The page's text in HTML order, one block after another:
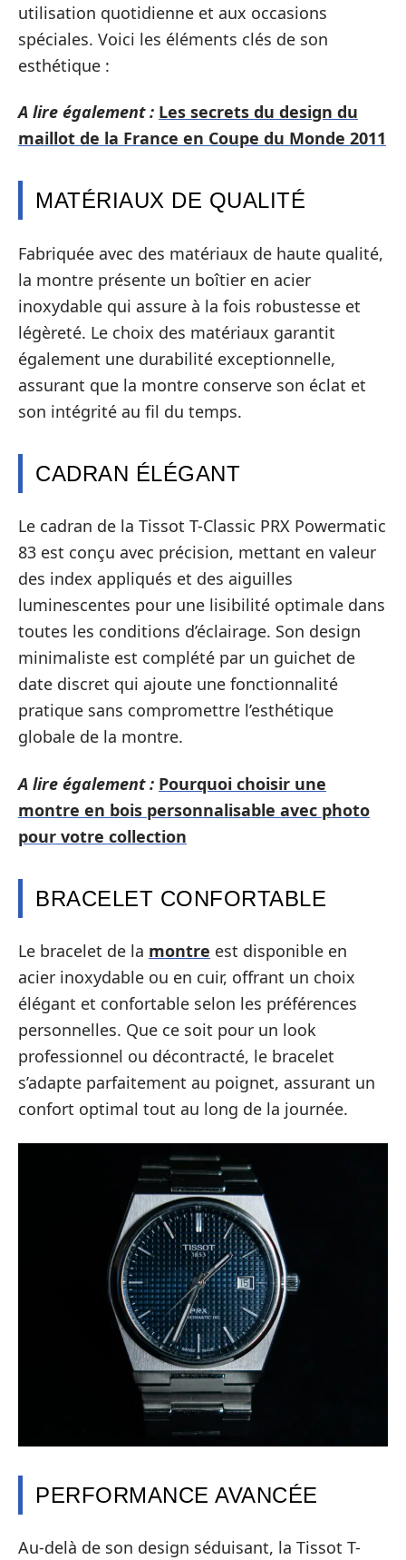
utilisation quotidienne et aux occasions
spéciales. Voici les éléments clés de son
esthétique :
A lire également : Les secrets du design du
maillot de la France en Coupe du Monde 2011
MATÉRIAUX DE QUALITÉ
Fabriquée avec des matériaux de haute qualité,
la montre présente un boîtier en acier
inoxydable qui assure à la fois robustesse et
légèreté. Le choix des matériaux garantit
également une durabilité exceptionnelle,
assurant que la montre conserve son éclat et
son intégrité au fil du temps.
CADRAN ÉLÉGANT
Le cadran de la Tissot T-Classic PRX Powermatic
83 est conçu avec précision, mettant en valeur
des index appliqués et des aiguilles
luminescentes pour une lisibilité optimale dans
toutes les conditions d’éclairage. Son design
minimaliste est complété par un guichet de
date discret qui ajoute une fonctionnalité
pratique sans compromettre l’esthétique
globale de la montre.
A lire également : Pourquoi choisir une
montre en bois personnalisable avec photo
pour votre collection
BRACELET CONFORTABLE
Le bracelet de la montre est disponible en
acier inoxydable ou en cuir, offrant un choix
élégant et confortable selon les préférences
personnelles. Que ce soit pour un look
professionnel ou décontracté, le bracelet
s’adapte parfaitement au poignet, assurant un
confort optimal tout au long de la journée.
PERFORMANCE AVANCÉE
Au-delà de son design séduisant, la Tissot T-